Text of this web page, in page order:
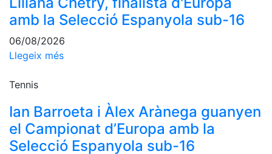
Pàdel
Escola de
Pàdel
Campionat
de joc
Quadre
d'Honor
amb la Selecció Espanyola sub-16
06/08/2026
Llegeix més
Tennis
Ian Barroeta i Àlex Arànega guanyen
el Campionat d’Europa amb la
Selecció Espanyola sub-16